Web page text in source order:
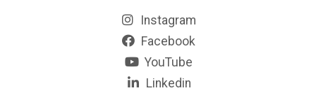
Instagram
Facebook
YouTube
Linkedin